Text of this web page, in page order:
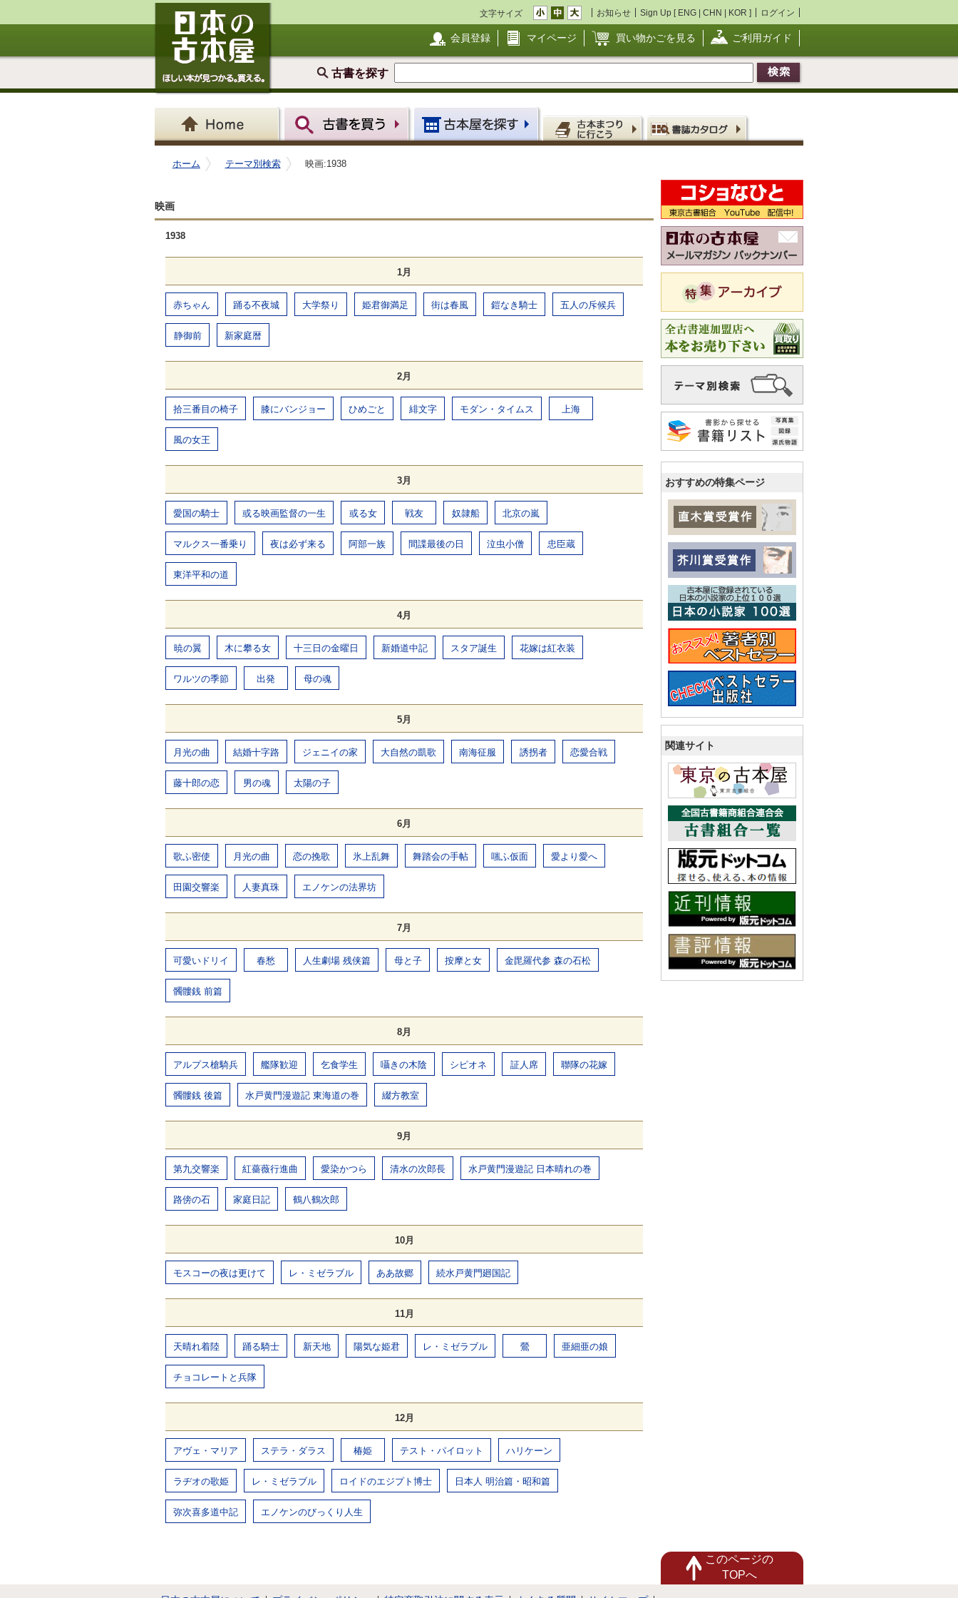
文字サイズ お知らせ Sign Up [ ENG | CHN | KOR ] ログイン
会員登録 マイページ 買い物かごを見る ご利用ガイド
古書を探す
ホーム テーマ別検索 映画:1938
映画
1938
1月
赤ちゃん 踊る不夜城 大学祭り 姫君御満足 街は春風 鎧なき騎士 五人の斥候兵
静御前 新家庭暦
2月
拾三番目の椅子 膝にバンジョー ひめごと 緋文字 モダン・タイムス 上海
風の女王
3月
愛国の騎士 或る映画監督の一生 或る女 戦友 奴隷船 北京の嵐
マルクス一番乗り 夜は必ず来る 阿部一族 間諜最後の日 泣虫小僧 忠臣蔵
東洋平和の道
4月
暁の翼 木に攀る女 十三日の金曜日 新婚道中記 スタア誕生 花嫁は紅衣装
ワルツの季節 出発 母の魂
5月
月光の曲 結婚十字路 ジェニイの家 大自然の凱歌 南海征服 誘拐者 恋愛合戦
藤十郎の恋 男の魂 太陽の子
6月
歌ふ密使 月光の曲 恋の挽歌 氷上乱舞 舞踏会の手帖 嗤ふ仮面 愛より愛へ
田園交響楽 人妻真珠 エノケンの法界坊
7月
可愛いドリイ 春愁 人生劇場 残侠篇 母と子 按摩と女 金毘羅代参 森の石松
髑髏銭 前篇
8月
アルプス槍騎兵 艦隊歓迎 乞食学生 囁きの木陰 シピオネ 証人席 聯隊の花嫁
髑髏銭 後篇 水戸黄門漫遊記 東海道の巻 綴方教室
9月
第九交響楽 紅薔薇行進曲 愛染かつら 清水の次郎長 水戸黄門漫遊記 日本晴れの巻
路傍の石 家庭日記 鶴八鶴次郎
10月
モスコーの夜は更けて レ・ミゼラブル ああ故郷 続水戸黄門廻国記
11月
天晴れ着陸 踊る騎士 新天地 陽気な姫君 レ・ミゼラブル 鶯 亜細亜の娘
チョコレートと兵隊
12月
アヴェ・マリア ステラ・ダラス 椿姫 テスト・パイロット ハリケーン
ラヂオの歌姫 レ・ミゼラブル ロイドのエジプト博士 日本人 明治篇・昭和篇
弥次喜多道中記 エノケンのびっくり人生
おすすめの特集ページ
関連サイト
このページの
TOPへ